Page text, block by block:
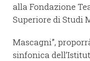
alla Fondazione
Superiore di Studi
Mascagni”,
sinfonica